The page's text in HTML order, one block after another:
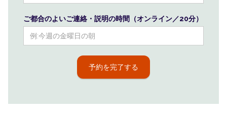
ご都合のよいご連絡・説明の時間（オンライン／20分）